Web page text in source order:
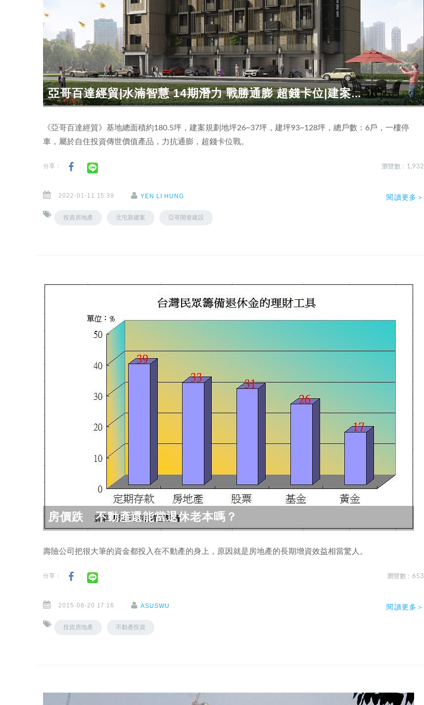
亞哥百達經貿|水湳智慧 14期潛力 戰勝通膨 超錢卡位|建案...
《亞哥百達經貿》基地總面積約180.5坪，建案規劃地坪26~37坪，建坪93~128坪，總戶數：6戶，一樓停
車，屬於自住投資傳世價值產品，力抗通膨，超錢卡位戰。
分享： 瀏覽數 : 1,932
2022-01-11 15:39 YEN LI HUNG
投資房地產 北屯新建案 亞哥開發建設
閱讀更多＞
房價跌 不動產還能當退休老本嗎？
壽險公司把很大筆的資金都投入在不動產的身上，原因就是房地產的長期增資效益相當驚人。
分享： 瀏覽數 : 653
2015-08-20 17:16 ASUSWU
投資房地產 不動產投資
閱讀更多＞